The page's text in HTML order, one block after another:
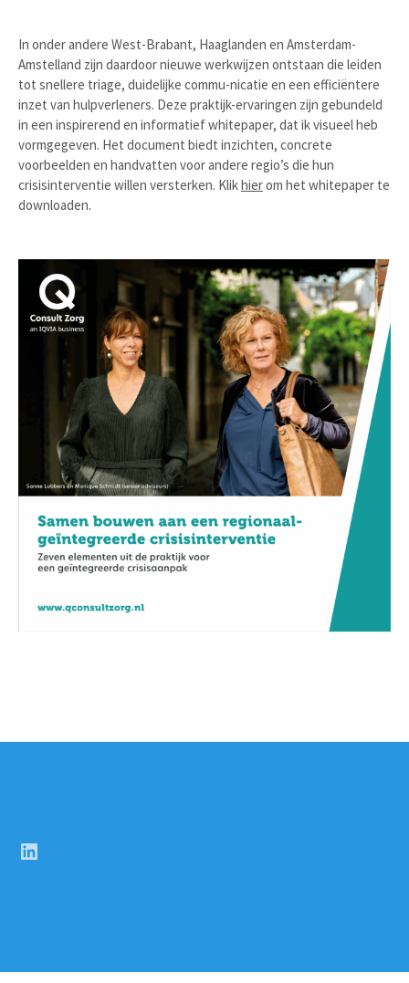
In onder andere West-Brabant, Haaglanden en Amsterdam-
Amstelland zijn daardoor nieuwe werkwijzen ontstaan die leiden
tot snellere triage, duidelijke commu-nicatie en een efficiëntere
inzet van hulpverleners. Deze praktijk-ervaringen zijn gebundeld
in een inspirerend en informatief whitepaper, dat ik visueel heb
vormgegeven. Het document biedt inzichten, concrete
voorbeelden en handvatten voor andere regio’s die hun
crisisinterventie willen versterken. Klikhierom het whitepaper te
downloaden.
LinkedIn